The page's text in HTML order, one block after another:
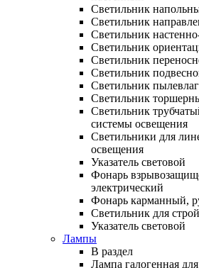
Светильник
Светильник
Светильник
Светильник
Светильник
Светильник
Светильник
Светильник
Светильник
системы освещения
Светильники для
освещения
Указатель световой
Фонарь
электрический
Фонарь карманный,
Светильник для
Указатель световой
Лампы
В раздел
Лампа галогенная